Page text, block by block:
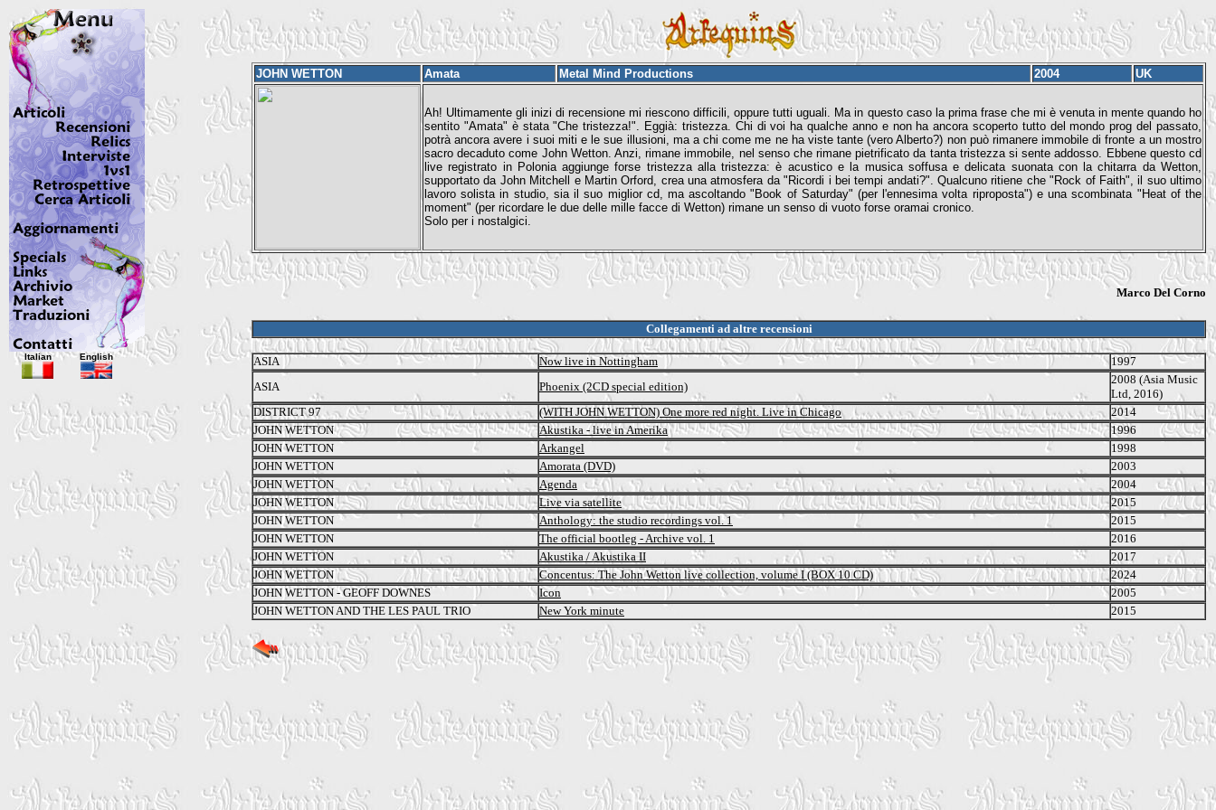
JOHN WETTON Amata Metal Mind Productions 2004 UK
Ah! Ultimamente gli inizi di recensione mi riescono difficili, oppure tutti uguali. Ma in questo caso la prima frase che mi è venuta in mente quando ho
sentito "Amata" è stata "Che tristezza!". Eggià: tristezza. Chi di voi ha qualche anno e non ha ancora scoperto tutto del mondo prog del passato,
potrà ancora avere i suoi miti e le sue illusioni, ma a chi come me ne ha viste tante (vero Alberto?) non può rimanere immobile di fronte a un mostro
sacro decaduto come John Wetton. Anzi, rimane immobile, nel senso che rimane pietrificato da tanta tristezza si sente addosso. Ebbene questo cd
live registrato in Polonia aggiunge forse tristezza alla tristezza: è acustico e la musica soffusa e delicata suonata con la chitarra da Wetton,
supportato da John Mitchell e Martin Orford, crea una atmosfera da "Ricordi i bei tempi andati?". Qualcuno ritiene che "Rock of Faith", il suo ultimo
lavoro solista in studio, sia il suo miglior cd, ma ascoltando "Book of Saturday" (per l'ennesima volta riproposta") e una scombinata "Heat of the
moment" (per ricordare le due delle mille facce di Wetton) rimane un senso di vuoto forse oramai cronico.
Solo per i nostalgici.
Marco Del Corno
Collegamenti ad altre recensioni
ASIA Now live in Nottingham
1997
ASIA
Phoenix (2CD special edition)
2008 (Asia Music
Ltd, 2016)
DISTRICT 97
(WITH JOHN WETTON) One more red night. Live in Chicago
2014
JOHN WETTON
Akustika - live in Amerika
1996
JOHN WETTON
Arkangel
1998
JOHN WETTON
Amorata (DVD)
2003
JOHN WETTON
Agenda
2004
JOHN WETTON
Live via satellite
2015
JOHN WETTON
Anthology: the studio recordings vol. 1
2015
JOHN WETTON
The official bootleg - Archive vol. 1
2016
JOHN WETTON
Akustika / Akustika II
2017
JOHN WETTON
Concentus: The John Wetton live collection, volume I (BOX 10 CD)
2024
JOHN WETTON - GEOFF DOWNES
Icon
2005
JOHN WETTON AND THE LES PAUL TRIO
New York minute 2015
Italian English